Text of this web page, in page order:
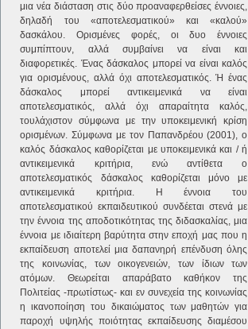
μια νέα διάσταση στις δύο προαναφερθείσες έννοιες,
δηλαδή του «αποτελεσματικού» και «καλού»
δασκάλου. Ορισμένες φορές, οι δυο έννοιες
συμπίπτουν, αλλά συμβαίνει να είναι και
διαφορετικές. Ένας δάσκαλος μπορεί να είναι καλός
για ορισμένους, αλλά όχι αποτελεσματικός. Ή ένας
δάσκαλος μπορεί αντικειμενικά να είναι
αποτελεσματικός, αλλά όχι απαραίτητα καλός,
τουλάχιστον σύμφωνα με την υποκειμενική κρίση
ορισμένων. Σύμφωνα με τον Παπανδρέου (2001), ο
καλός δάσκαλος καθορίζεται με υποκειμενικά και / ή
αντικειμενικά κριτήρια, ενώ αντίθετα ο
αποτελεσματικός δάσκαλος καθορίζεται μόνο με
αντικειμενικά κριτήρια. Η έννοια του
αποτελεσματικού εκπαιδευτικού συνδέεται στενά με
την έννοια της αποδοτικότητας της διδασκαλίας, μια
έννοια με ιδιαίτερη βαρύτητα στην εποχή μας που η
εκπαίδευση αποτελεί μια δαπανηρή επένδυση όλης
της κοινωνίας, των οικογενειών, των ίδιων των
ατόμων. Θεωρείται απαράβατο καθήκον της
Πολιτείας -πρωτίστως- και εν συνεχεία της κοινωνίας
η ικανοποίηση του δικαιώματος των μαθητών για
παροχή υψηλής ποιότητας εκπαίδευσης διαμέσου